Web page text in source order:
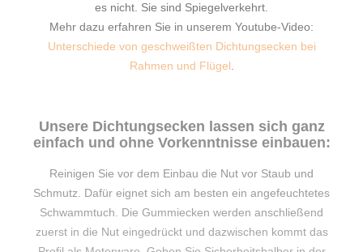
es nicht. Sie sind Spiegelverkehrt.
Mehr dazu erfahren Sie in unserem Youtube-Video:
Unterschiede von geschweißten Dichtungsecken bei
Rahmen und Flügel
Unsere Dichtungsecken lassen sich ganz
einfach und ohne Vorkenntnisse einbauen:
Reinigen Sie vor dem Einbau die Nut vor Staub und
Schmutz. Dafür eignet sich am besten ein angefeuchtetes
Schwammtuch. Die Gummiecken werden anschließend
zuerst in die Nut eingedrückt und dazwischen kommt das